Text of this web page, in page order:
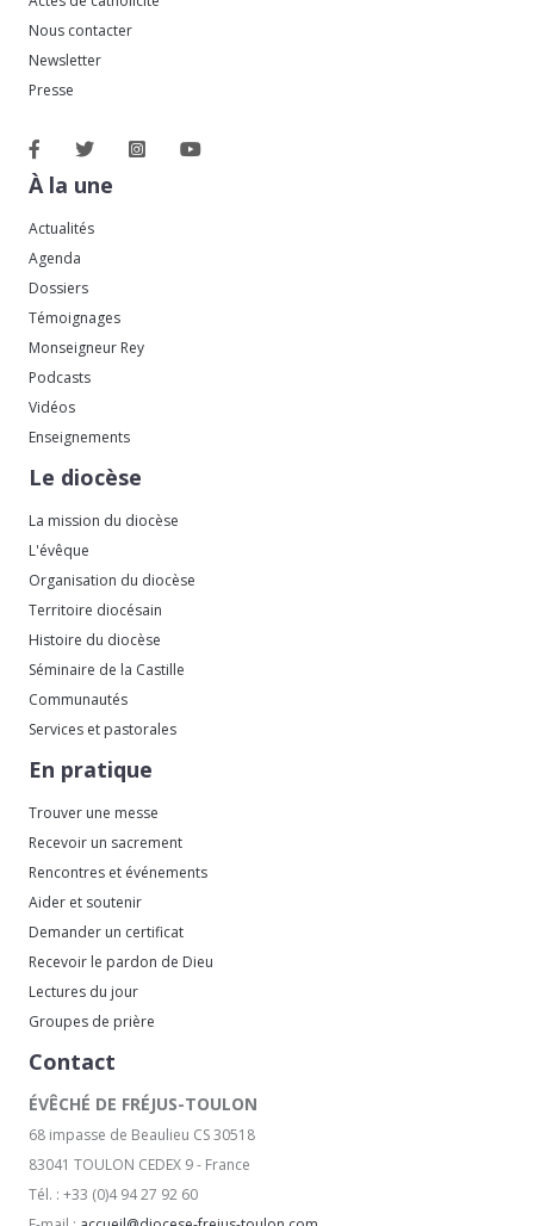
Nous contacter
Newsletter
Presse
À la une
Actualités
Agenda
Dossiers
Témoignages
Monseigneur Rey
Podcasts
Vidéos
Enseignements
Le diocèse
La mission du diocèse
L'évêque
Organisation du diocèse
Territoire diocésain
Histoire du diocèse
Séminaire de la Castille
Communautés
Services et pastorales
En pratique
Trouver une messe
Recevoir un sacrement
Rencontres et événements
Aider et soutenir
Demander un certificat
Recevoir le pardon de Dieu
Lectures du jour
Groupes de prière
Contact
ÉVÊCHÉ DE FRÉJUS-TOULON
68 impasse de Beaulieu CS 30518
83041 TOULON CEDEX 9 - France
Tél. : +33 (0)4 94 27 92 60